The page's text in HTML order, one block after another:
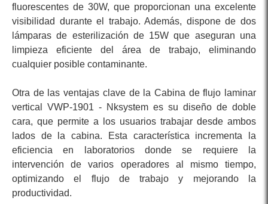
fluorescentes de 30W, que proporcionan una excelente
visibilidad durante el trabajo. Además, dispone de dos
lámparas de esterilización de 15W que aseguran una
limpieza eficiente del área de trabajo, eliminando
cualquier posible contaminante.
Otra de las ventajas clave de la Cabina de flujo laminar
vertical VWP-1901 - Nksystem es su diseño de doble
cara, que permite a los usuarios trabajar desde ambos
lados de la cabina. Esta característica incrementa la
eficiencia en laboratorios donde se requiere la
intervención de varios operadores al mismo tiempo,
optimizando el flujo de trabajo y mejorando la
productividad.